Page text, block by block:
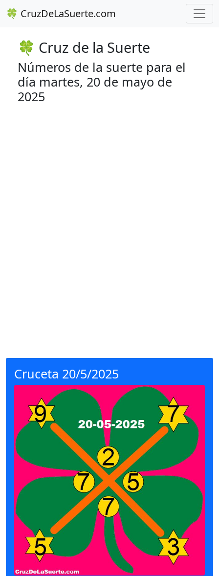
🍀 CruzDeLaSuerte.com
🍀 Cruz de la Suerte
Números de la suerte para el
día martes, 20 de mayo de
2025
Cruceta 20/5/2025